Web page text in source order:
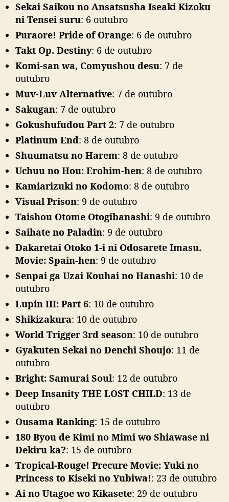
Sekai Saikou no Ansatsusha Iseaki Kizoku
ni Tensei suru: 6 outubro
Puraore! Pride of Orange: 6 de outubro
Takt Op. Destiny: 6 de outubro
Komi-san wa, Comyushou desu: 7 de
outubro
Muv-Luv Alternative: 7 de outubro
Sakugan: 7 de outubro
Gokushufudou Part 2: 7 de outubro
Platinum End: 8 de outubro
Shuumatsu no Harem: 8 de outubro
Uchuu no Hou: Erohim-hen: 8 de outubro
Kamiarizuki no Kodomo: 8 de outubro
Visual Prison: 9 de outubro
Taishou Otome Otogibanashi: 9 de outubro
Saihate no Paladin: 9 de outubro
Dakaretai Otoko 1-i ni Odosarete Imasu.
Movie: Spain-hen: 9 de outubro
Senpai ga Uzai Kouhai no Hanashi: 10 de
outubro
Lupin III: Part 6: 10 de outubro
Shikizakura: 10 de outubro
World Trigger 3rd season: 10 de outubro
Gyakuten Sekai no Denchi Shoujo: 11 de
outubro
Bright: Samurai Soul: 12 de outubro
Deep Insanity THE LOST CHILD: 13 de
outubro
Ousama Ranking: 15 de outubro
180 Byou de Kimi no Mimi wo Shiawase ni
Dekiru ka?: 15 de outubro
Tropical-Rouge! Precure Movie: Yuki no
Princess to Kiseki no Yubiwa!: 23 de outubro
Ai no Utagoe wo Kikasete: 29 de outubro